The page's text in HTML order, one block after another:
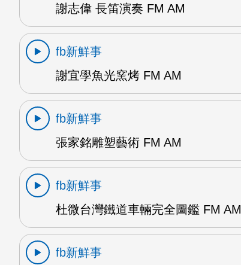
謝志偉 長笛演奏 FM AM
fb新鮮事
謝宜學魚光窯烤 FM AM
fb新鮮事
張家銘雕塑藝術 FM AM
fb新鮮事
杜微台灣鐵道車輛完全圖鑑 FM AM
fb新鮮事